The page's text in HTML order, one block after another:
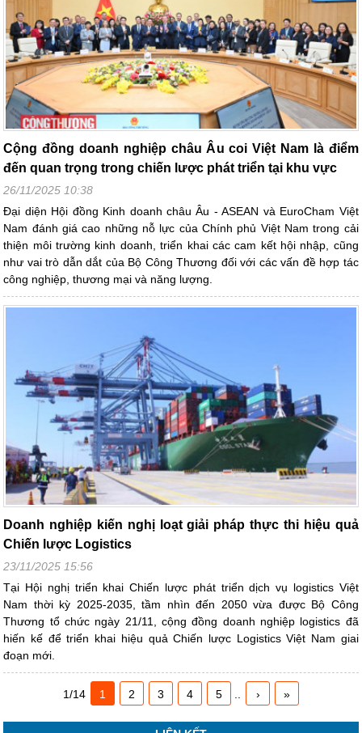
Cộng đồng doanh nghiệp châu Âu coi Việt Nam là điểm
đến quan trọng trong chiến lược phát triển tại khu vực
26/11/2025 10:38
Đại diện Hội đồng Kinh doanh châu Âu - ASEAN và EuroCham Việt
Nam đánh giá cao những nỗ lực của Chính phủ Việt Nam trong cải
thiện môi trường kinh doanh, triển khai các cam kết hội nhập, cũng
như vai trò dẫn dắt của Bộ Công Thương đối với các vấn đề hợp tác
công nghiệp, thương mại và năng lượng.
Doanh nghiệp kiến nghị loạt giải pháp thực thi hiệu quả
Chiến lược Logistics
23/11/2025 15:56
Tại Hội nghị triển khai Chiến lược phát triển dịch vụ logistics Việt
Nam thời kỳ 2025-2035, tầm nhìn đến 2050 vừa được Bộ Công
Thương tổ chức ngày 21/11, cộng đồng doanh nghiệp logistics đã
hiến kế để triển khai hiệu quả Chiến lược Logistics Việt Nam giai
đoạn mới.
1/14 1 2 3 4 5 › »